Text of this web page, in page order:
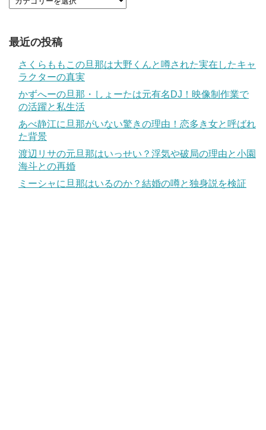
最近の投稿
さくらももこの旦那は大野くんと噂された実在したキャ
ラクターの真実
かずへーの旦那・しょーたは元有名DJ！映像制作業で
の活躍と私生活
あべ静江に旦那がいない驚きの理由！恋多き女と呼ばれ
た背景
渡辺リサの元旦那はいっせい？浮気や破局の理由と小園
海斗との再婚
ミーシャに旦那はいるのか？結婚の噂と独身説を検証